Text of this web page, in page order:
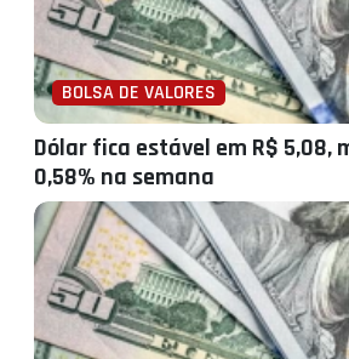
BOLSA DE VALORES
Dólar fica estável em R$ 5,08,
0,58% na semana